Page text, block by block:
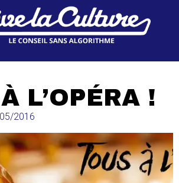
L’OPÉRA !
2016